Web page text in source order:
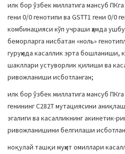
илк бор ўзбек миллатига мансуб
гени 0/0 генотипи ва GSTТ1 гени 0/0
комбинацияси кўп учраши ҳамда
беморларга нисбатан «ноль»
гуруҳида касаллик эрта бошланиши,
шакллари устуворлик қилиши ва
ривожланиши исботланган;
илк бор ўзбек миллатига мансуб
генининг С282Т мутациясини аниқлаш
эгалиги ва касалликнинг акинетик-
ривожланишини белгилаши
ноқулай ташқи муҳит омиллари